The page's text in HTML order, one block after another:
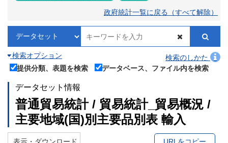
政府統計一覧に戻る（すべて解除）
検索オプション
検索のしかた
提供分類、表題を検索
データベース、ファイル内を検索
データセット情報
普通貿易統計 / 貿易統計_貿易概況 /
主要地域(国)別主要品別表 輸入